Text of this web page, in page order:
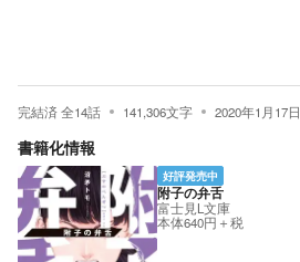
完結済全14話 141,306文字 2020年1月17日
書籍化情報
好評発売中
附子の弁舌
富士見L文庫
本体640円＋税